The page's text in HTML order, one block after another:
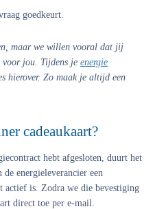
goedkeurt.
maar we willen vooral dat jij
voor jou. Tijdens je energie
hierover. Zo maak je altijd een
cadeaukaart?
hebt afgesloten, duurt het
energieleverancier een
actief is. Zodra we die bevestiging
direct toe per e-mail.